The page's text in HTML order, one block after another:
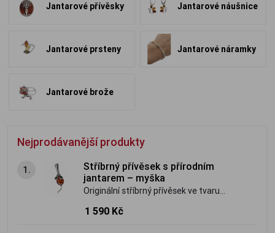
Jantarové přívěsky Jantarové náušnice
Jantarové prsteny Jantarové náramky
Jantarové brože
Nejprodávanější produkty
1.
Stříbrný přívěsek s přírodním
jantarem – myška
Originální stříbrný přívěsek ve tvaru
myšky s přírodním baltským jantarem.
1 590 Kč